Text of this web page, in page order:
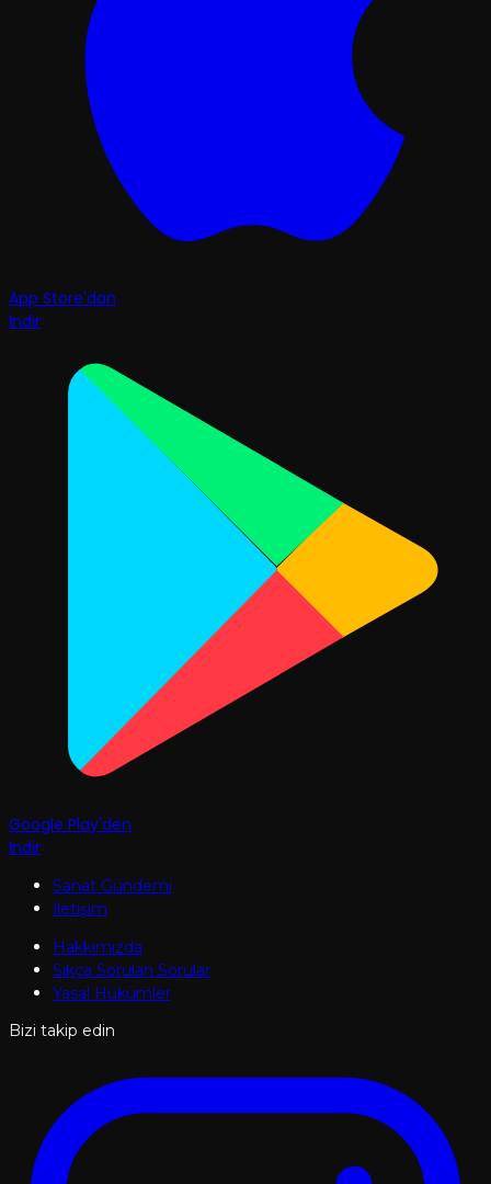
App Store'dan
İndir
Google Play'den
İndir
Sanat Gündemi
İletişim
Hakkımızda
Sıkça Sorulan Sorular
Yasal Hükümler
Bizi takip edin